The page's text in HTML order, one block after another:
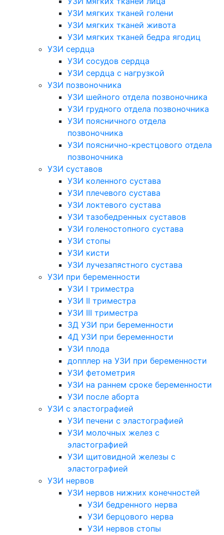
УЗИ мягких тканей голени
УЗИ мягких тканей живота
УЗИ мягких тканей бедра ягодиц
УЗИ сердца
УЗИ сосудов сердца
УЗИ сердца с нагрузкой
УЗИ позвоночника
УЗИ шейного отдела позвоночника
УЗИ грудного отдела позвоночника
УЗИ поясничного отдела
позвоночника
УЗИ пояснично-крестцового отдела
позвоночника
УЗИ суставов
УЗИ коленного сустава
УЗИ плечевого сустава
УЗИ локтевого сустава
УЗИ тазобедренных суставов
УЗИ голеностопного сустава
УЗИ стопы
УЗИ кисти
УЗИ лучезапястного сустава
УЗИ при беременности
УЗИ I триместра
УЗИ II триместра
УЗИ III триместра
3Д УЗИ при беременности
4Д УЗИ при беременности
УЗИ плода
допплер на УЗИ при беременности
УЗИ фетометрия
УЗИ на раннем сроке беременности
УЗИ после аборта
УЗИ с эластографией
УЗИ печени с эластографией
УЗИ молочных желез с
эластографией
УЗИ щитовидной железы с
эластографией
УЗИ нервов
УЗИ нервов нижних конечностей
УЗИ бедренного нерва
УЗИ берцового нерва
УЗИ нервов стопы